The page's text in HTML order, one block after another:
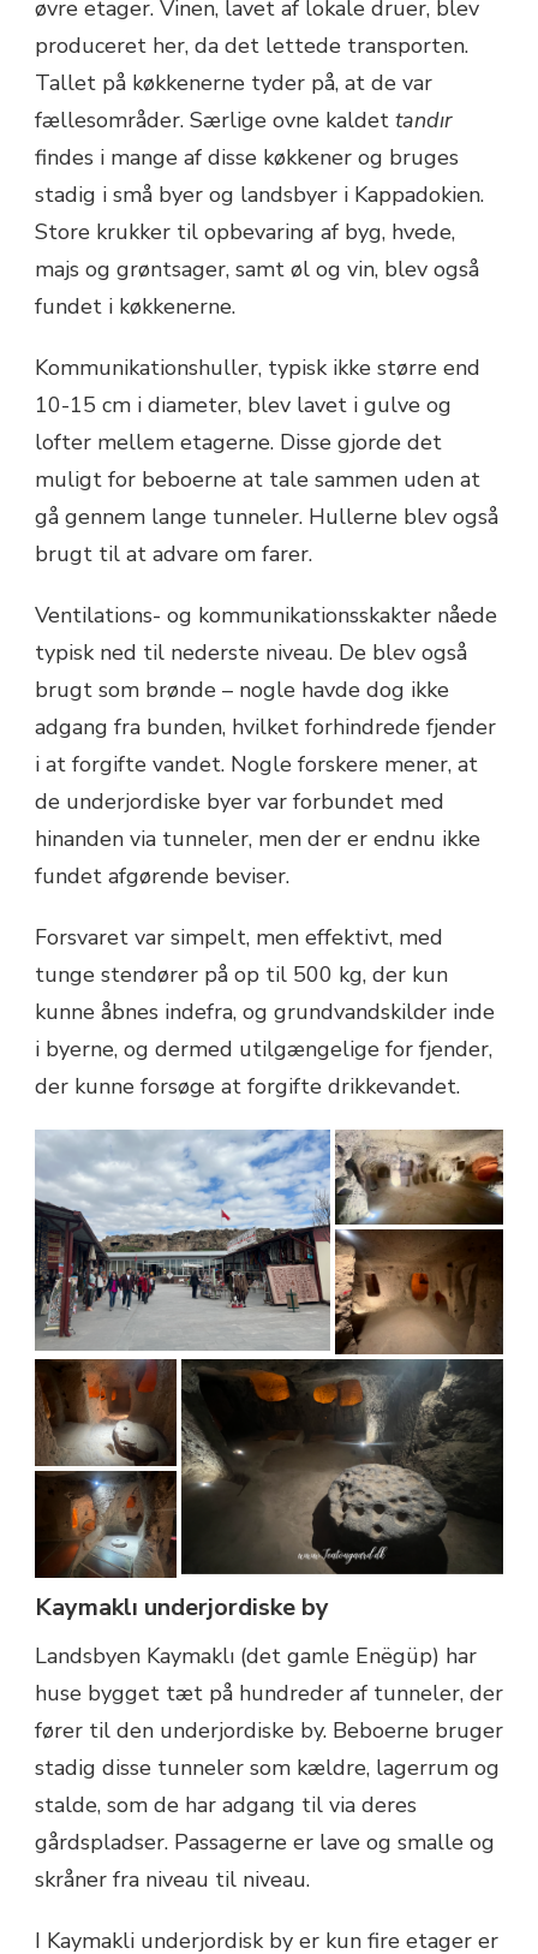
øvre etager. Vinen, lavet af lokale druer, blev
produceret her, da det lettede transporten.
Tallet på køkkenerne tyder på, at de var
fællesområder. Særlige ovne kaldet tandır
findes i mange af disse køkkener og bruges
stadig i små byer og landsbyer i Kappadokien.
Store krukker til opbevaring af byg, hvede,
majs og grøntsager, samt øl og vin, blev også
fundet i køkkenerne.
Kommunikationshuller, typisk ikke større end
10-15 cm i diameter, blev lavet i gulve og
lofter mellem etagerne. Disse gjorde det
muligt for beboerne at tale sammen uden at
gå gennem lange tunneler. Hullerne blev også
brugt til at advare om farer.
Ventilations- og kommunikationsskakter nåede
typisk ned til nederste niveau. De blev også
brugt som brønde – nogle havde dog ikke
adgang fra bunden, hvilket forhindrede fjender
i at forgifte vandet. Nogle forskere mener, at
de underjordiske byer var forbundet med
hinanden via tunneler, men der er endnu ikke
fundet afgørende beviser.
Forsvaret var simpelt, men effektivt, med
tunge stendører på op til 500 kg, der kun
kunne åbnes indefra, og grundvandskilder inde
i byerne, og dermed utilgængelige for fjender,
der kunne forsøge at forgifte drikkevandet.
Kaymaklı underjordiske by
Landsbyen Kaymaklı (det gamle Enëgüp) har
huse bygget tæt på hundreder af tunneler, der
fører til den underjordiske by. Beboerne bruger
stadig disse tunneler som kældre, lagerrum og
stalde, som de har adgang til via deres
gårdspladser. Passagerne er lave og smalle og
skråner fra niveau til niveau.
I Kaymakli underjordisk by er kun fire etager er